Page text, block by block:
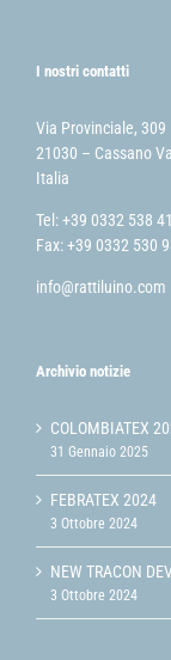
I nostri contatti
Via Provinciale, 309
21030 – Cassano
Italia
Tel: +39 0332 538
Fax: +39 0332 530
info@rattiluino.com
Archivio notizie
COLOMBIATEX
31 Gennaio 2025
FEBRATEX 2024
3 Ottobre 2024
NEW TRACON
3 Ottobre 2024